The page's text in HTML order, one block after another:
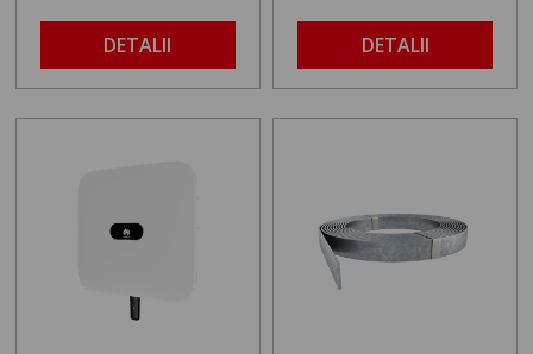
DETALII DETALII